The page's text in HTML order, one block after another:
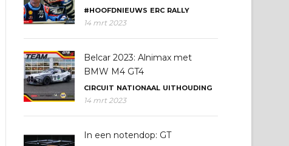
#HOOFDNIEUWS ERC RALLY
14 mrt 2023
Belcar 2023: Alnimax met
BMW M4 GT4
CIRCUIT NATIONAAL UITHOUDING
14 mrt 2023
In een notendop: GT